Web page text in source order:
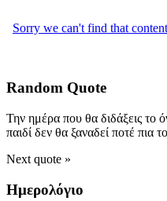
Random Quote
Την ημέρα που θα διδάξεις το
παιδί δεν θα ξαναδεί ποτέ πια
Next quote »
Ημερολόγιο